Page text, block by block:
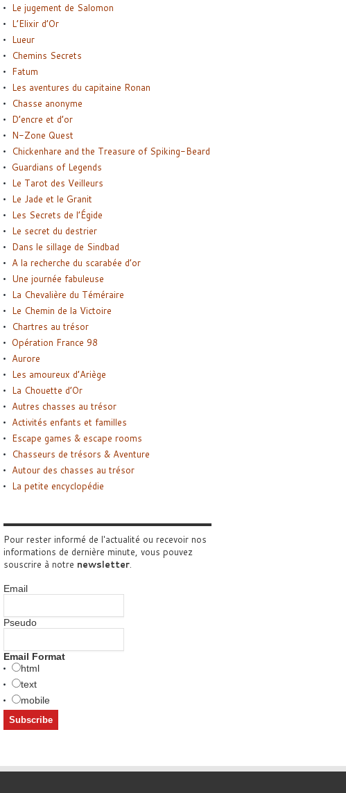
Le jugement de Salomon
L’Elixir d’Or
Lueur
Chemins Secrets
Fatum
Les aventures du capitaine Ronan
Chasse anonyme
D’encre et d’or
N-Zone Quest
Chickenhare and the Treasure of Spiking-Beard
Guardians of Legends
Le Tarot des Veilleurs
Le Jade et le Granit
Les Secrets de l’Égide
Le secret du destrier
Dans le sillage de Sindbad
A la recherche du scarabée d’or
Une journée fabuleuse
La Chevalière du Téméraire
Le Chemin de la Victoire
Chartres au trésor
Opération France 98
Aurore
Les amoureux d’Ariège
La Chouette d’Or
Autres chasses au trésor
Activités enfants et familles
Escape games & escape rooms
Chasseurs de trésors & Aventure
Autour des chasses au trésor
La petite encyclopédie
Pour rester informé de l'actualité ou recevoir nos
informations de dernière minute, vous pouvez
souscrire à notre newsletter.
Email
Pseudo
Email Format
html
text
mobile